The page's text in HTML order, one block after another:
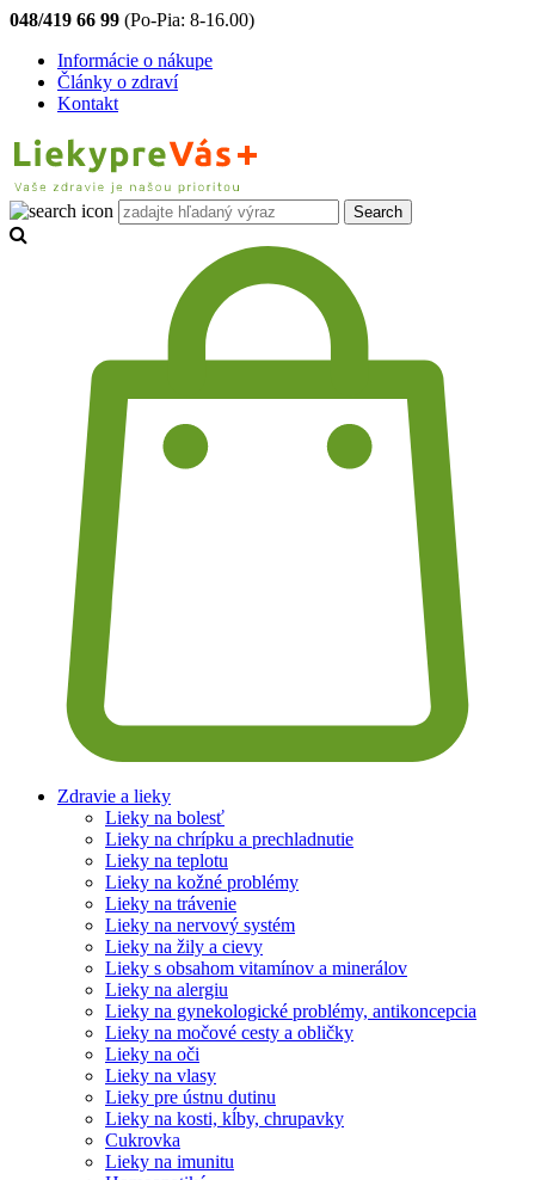
048/419 66 99 (Po-Pia: 8-16.00)
Informácie o nákupe
Články o zdraví
Kontakt
Zdravie a lieky
Lieky na bolesť
Lieky na chrípku a prechladnutie
Lieky na teplotu
Lieky na kožné problémy
Lieky na trávenie
Lieky na nervový systém
Lieky na žily a cievy
Lieky s obsahom vitamínov a minerálov
Lieky na alergiu
Lieky na gynekologické problémy, antikoncepcia
Lieky na močové cesty a obličky
Lieky na oči
Lieky na vlasy
Lieky pre ústnu dutinu
Lieky na kosti, kĺby, chrupavky
Cukrovka
Lieky na imunitu